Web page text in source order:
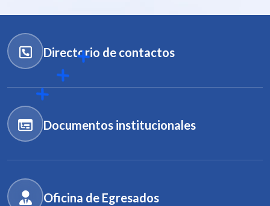
Directorio de contactos
Documentos institucionales
Oficina de Egresados